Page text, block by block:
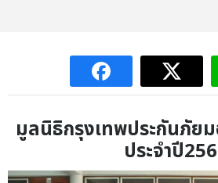
มูลนิธิกรุงเทพประกันภัย
ประจำปี